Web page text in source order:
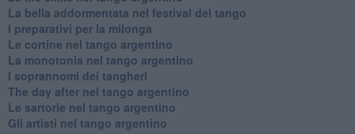
La bella addormentata nel festival del tango
I preparativi per la milonga
Le cortine nel tango argentino
La monotonia nel tango argentino
I soprannomi dei tangheri
The day after nel tango argentino
Le sartorie nel tango argentino
Gli artisti nel tango argentino